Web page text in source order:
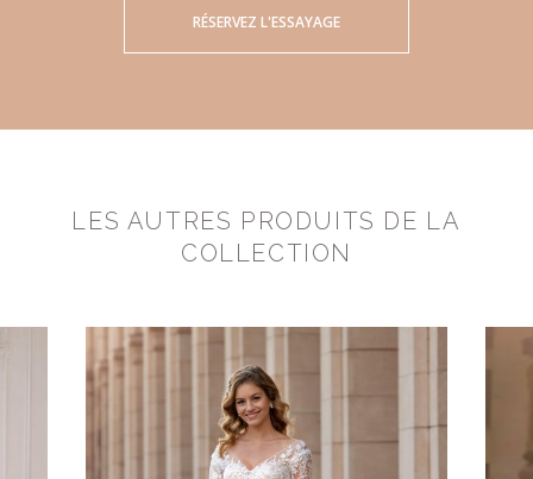
RÉSERVEZ L'ESSAYAGE
LES AUTRES PRODUITS DE LA
COLLECTION